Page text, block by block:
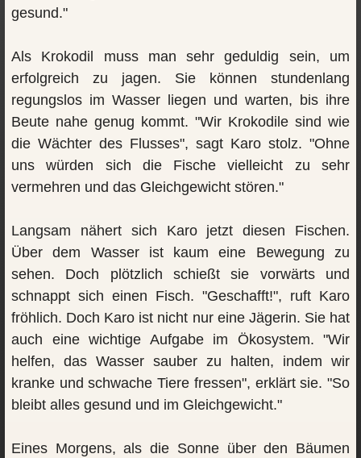
gesund."
Als Krokodil muss man sehr geduldig sein, um
erfolgreich zu jagen. Sie können stundenlang
regungslos im Wasser liegen und warten, bis ihre
Beute nahe genug kommt. "Wir Krokodile sind wie
die Wächter des Flusses", sagt Karo stolz. "Ohne
uns würden sich die Fische vielleicht zu sehr
vermehren und das Gleichgewicht stören."
Langsam nähert sich Karo jetzt diesen Fischen.
Über dem Wasser ist kaum eine Bewegung zu
sehen. Doch plötzlich schießt sie vorwärts und
schnappt sich einen Fisch. "Geschafft!", ruft Karo
fröhlich. Doch Karo ist nicht nur eine Jägerin. Sie hat
auch eine wichtige Aufgabe im Ökosystem. "Wir
helfen, das Wasser sauber zu halten, indem wir
kranke und schwache Tiere fressen", erklärt sie. "So
bleibt alles gesund und im Gleichgewicht."
Eines Morgens, als die Sonne über den Bäumen